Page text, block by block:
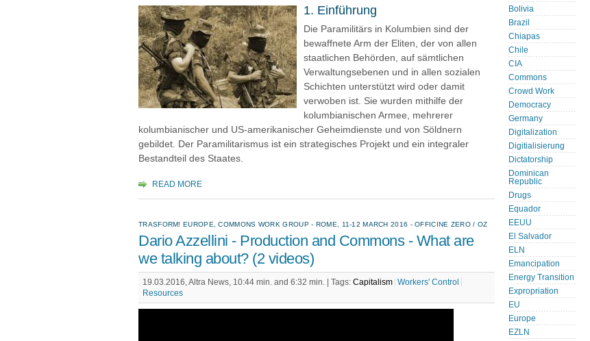
1. Einführung
Die Paramilitärs in Kolumbien sind der
bewaffnete Arm der Eliten, der von allen
staatlichen Behörden, auf sämtlichen
Verwaltungsebenen und in allen sozialen
Schichten unterstützt wird oder damit
verwoben ist. Sie wurden mithilfe der
kolumbianischen Armee, mehrerer
kolumbianischer und US-amerikanischer Geheimdienste und von Söldnern
gebildet. Der Paramilitarismus ist ein strategisches Projekt und ein integraler
Bestandteil des Staates.
READ MORE
TRASFORM! EUROPE, COMMONS WORK GROUP - ROME, 11-12 MARCH 2016 - OFFICINE ZERO / OZ
Dario Azzellini - Production and Commons - What are
we talking about? (2 videos)
19.03.2016, Altra News, 10:44 min. and 6:32 min. | Tags: Capitalism Workers' Control
Resources
Bolivia
Brazil
Chiapas
Chile
CIA
Commons
Crowd Work
Democracy
Germany
Digitalization
Digitialisierung
Dictatorship
Dominican
Republic
Drugs
Equador
EEUU
El Salvador
ELN
Emancipation
Energy Transition
Expropriation
EU
Europe
EZLN